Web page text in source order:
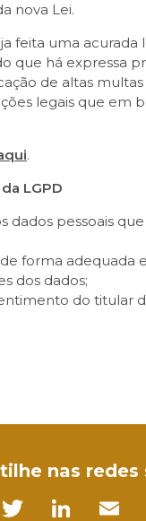
nova Lei.
feita uma acurada
que há expressa
de altas
legais que em
.
LGPD
dados pessoais
forma adequada
dos dados;
do titular
nas redes